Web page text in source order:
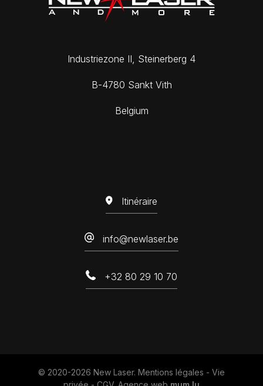
Industriezone II, Steinerberg 4
B-4780 Sankt Vith
Belgium
Itinéraire
info@newlaser.be
+32 80 29 10 70
© 2020-2026 New Laser. Mentions légales - Vie